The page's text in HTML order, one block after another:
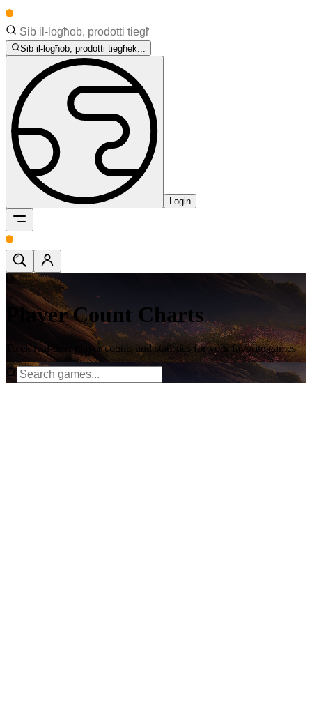
Sib il-logħob, prodotti tiegħek...
Login
Player Count Charts
Track real-time player counts and statistics for your favorite games